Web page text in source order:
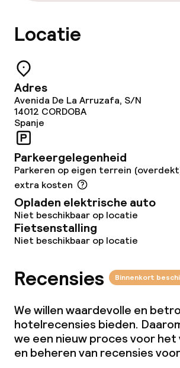
Schoonmaakvoorzieningen
Zakelijke faciliteiten
Conferentieruimte
Vergaderruimte
Beleid
Overal rookvrij
Locatie
Adres
Avenida De La Arruzafa, S/N
14012 CORDOBA
Spanje
Parkeergelegenheid
Parkeren op eigen terrein
extra kosten
Opladen elektrische auto
Niet beschikbaar op locatie
Fietsenstalling
Niet beschikbaar op locatie
Recensies Binnenkort
We willen waardevolle en
hotelrecensies bieden.
we een nieuw proces voor het
en beheren van recensies